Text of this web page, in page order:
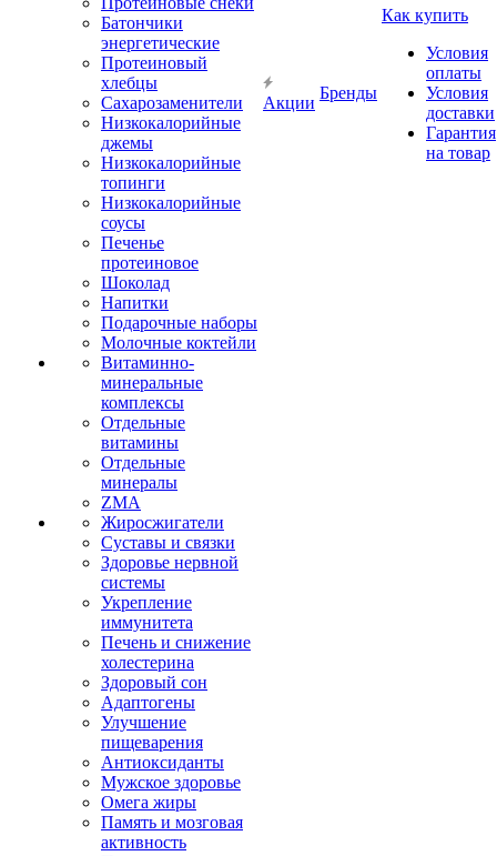
Батончики
энергетические
Протеиновый
хлебцы
Сахарозаменители
Низкокалорийные
джемы
Низкокалорийные
топинги
Низкокалорийные
соусы
Печенье
протеиновое
Шоколад
Напитки
Подарочные наборы
Молочные коктейли
Витаминно-
минеральные
комплексы
Отдельные
витамины
Отдельные
минералы
ZMA
Жиросжигатели
Суставы и связки
Здоровье нервной
системы
Укрепление
иммунитета
Печень и снижение
холестерина
Здоровый сон
Адаптогены
Улучшение
пищеварения
Антиоксиданты
Мужское здоровье
Омега жиры
Память и мозговая
активность
Акции
Бренды
Как купить
Условия
оплаты
Условия
доставки
Гарантия
на товар